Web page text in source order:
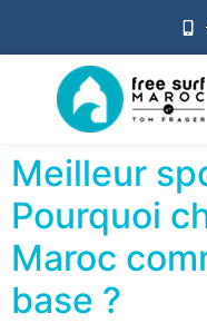
Meilleur
Pourquoi
Maroc
base ?